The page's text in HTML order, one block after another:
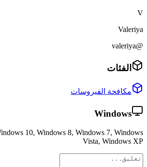
V
Valeriya
@valeriya
الفئات
مكافحة الفيروسات
Windows
10, Windows 8, Windows 7, Windows
Vista, Windows XP